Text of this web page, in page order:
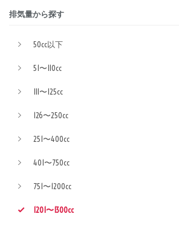
排気量から探す
50cc以下
51〜110cc
111〜125cc
126〜250cc
251〜400cc
401〜750cc
751〜1200cc
1201〜1300cc